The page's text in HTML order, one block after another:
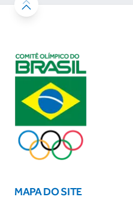
MAPA DO SITE